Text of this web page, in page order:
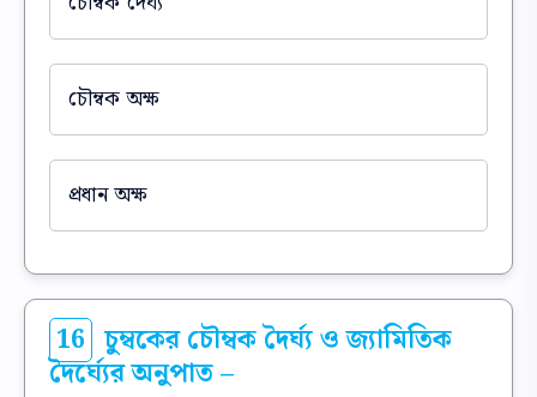
চৌম্বক অক্ষ
প্রধান অক্ষ
16 চুম্বকের চৌম্বক দৈর্ঘ্য ও জ্যামিতিক
দৈর্ঘ্যের অনুপাত –